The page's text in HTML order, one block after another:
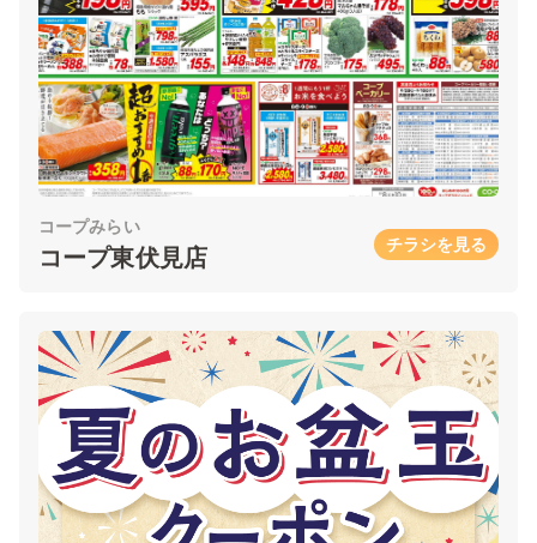
コープみらい
コープ東伏見店 チラシを見る